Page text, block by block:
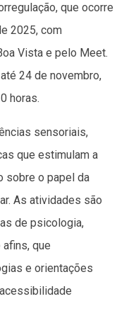
que ocorre
2025, com
Vista e pelo Meet.
24 de novembro,
horas.
sensoriais,
que estimulam a
sobre o papel da
As atividades são
de psicologia,
que
e orientações